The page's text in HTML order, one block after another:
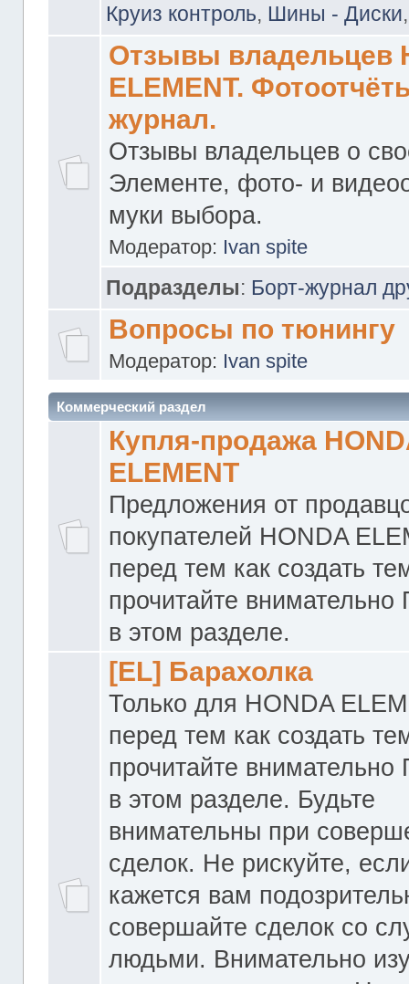
Круиз контроль, Шины - Диски
Отзывы владельцев
ELEMENT.
журнал.
Отзывы владельцев о
Элементе, фото- и
муки выбора.
Модератор: Ivan spite
Подразделы: Борт-журнал
Вопросы по тюнингу
Модератор: Ivan spite
Коммерческий раздел
Купля-продажа
ELEMENT
Предложения от
покупателей HONDA
перед тем как создать
прочитайте
в этом разделе.
[EL] Барахолка
Только для HONDA
перед тем как создать
прочитайте
в этом разделе. Будьте
внимательны при
сделок. Не рискуйте,
кажется вам
совершайте сделок со
людьми. Внимательно